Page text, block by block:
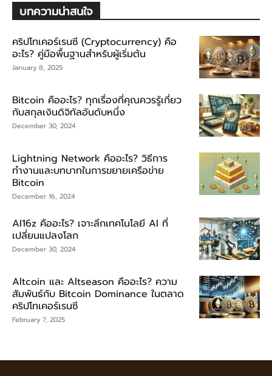
บทความน่าสนใจ
คริปโทเคอร์เรนซี (Cryptocurrency) คือ
อะไร? คู่มือพื้นฐานสำหรับผู้เริ่มต้น
January 8, 2025
Bitcoin คืออะไร? ทุกเรื่องที่คุณควรรู้เกี่ยว
กับสกุลเงินดิจิทัลอันดับหนึ่ง
December 30, 2024
Lightning Network คืออะไร? วิธีการ
ทำงานและบทบาทในการขยายเครือข่าย
Bitcoin
December 16, 2024
AI16z คืออะไร? เจาะลึกเทคโนโลยี AI ที่
เปลี่ยนแปลงโลก
December 30, 2024
Altcoin และ Altseason คืออะไร? ความ
สัมพันธ์กับ Bitcoin Dominance ในตลาด
คริปโทเคอร์เรนซี
February 7, 2025